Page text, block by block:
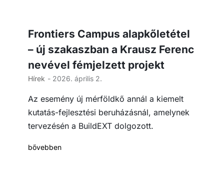
Frontiers Campus alapkőletétel
– új szakaszban a Krausz Ferenc
nevével fémjelzett projekt
Hírek - 2026. április 2.
Az esemény új mérföldkő annál a kiemelt
kutatás-fejlesztési beruházásnál, amelynek
tervezésén a BuildEXT dolgozott.
bővebben